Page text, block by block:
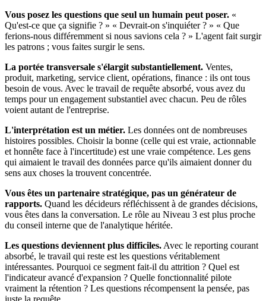
Vous posez les questions que seul un humain peut poser. «
Qu'est-ce que ça signifie ? » « Devrait-on s'inquiéter ? » « Que
ferions-nous différemment si nous savions cela ? » L'agent fait surgir
les patrons ; vous faites surgir le sens.
La portée transversale s'élargit substantiellement. Ventes,
produit, marketing, service client, opérations, finance : ils ont tous
besoin de vous. Avec le travail de requête absorbé, vous avez du
temps pour un engagement substantiel avec chacun. Peu de rôles
voient autant de l'entreprise.
L'interprétation est un métier. Les données ont de nombreuses
histoires possibles. Choisir la bonne (celle qui est vraie, actionnable
et honnête face à l'incertitude) est une vraie compétence. Les gens
qui aimaient le travail des données parce qu'ils aimaient donner du
sens aux choses la trouvent concentrée.
Vous êtes un partenaire stratégique, pas un générateur de
rapports. Quand les décideurs réfléchissent à de grandes décisions,
vous êtes dans la conversation. Le rôle au Niveau 3 est plus proche
du conseil interne que de l'analytique héritée.
Les questions deviennent plus difficiles. Avec le reporting courant
absorbé, le travail qui reste est les questions véritablement
intéressantes. Pourquoi ce segment fait-il du attrition ? Quel est
l'indicateur avancé d'expansion ? Quelle fonctionnalité pilote
vraiment la rétention ? Les questions récompensent la pensée, pas
juste la requête.